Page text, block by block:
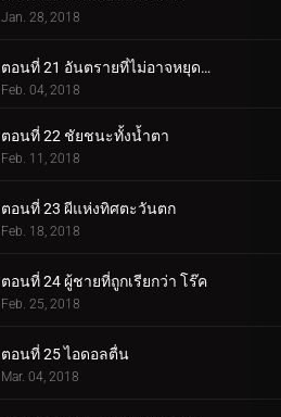
Jan. 28, 2018
ตอนที่ 21 อันตรายที่ไม่อาจหยุดยั้งได้
Feb. 04, 2018
ตอนที่ 22 ชัยชนะทั้งน้ำตา
Feb. 11, 2018
ตอนที่ 23 ผีแห่งทิศตะวันตก
Feb. 18, 2018
ตอนที่ 24 ผู้ชายที่ถูกเรียกว่า โร๊ค
Feb. 25, 2018
ตอนที่ 25 ไอดอลตื่น
Mar. 04, 2018